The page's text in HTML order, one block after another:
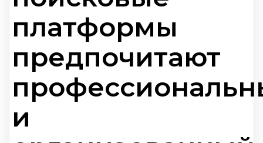
платформы
предпочитают
и